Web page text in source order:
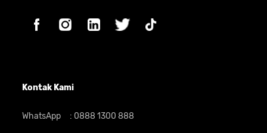
Kontak Kami
WhatsApp : 0888 1300 888